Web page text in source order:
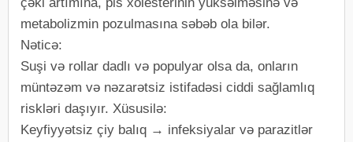
metabolizmin pozulmasına səbəb ola bilər.
Nəticə:
Suşi və rollar dadlı və populyar olsa da, onların
müntəzəm və nəzarətsiz istifadəsi ciddi sağlamlıq
riskləri daşıyır. Xüsusilə:
Keyfiyyətsiz çiy balıq → infeksiyalar və parazitlər